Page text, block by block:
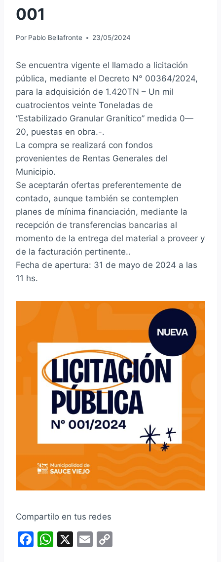
001
Por Pablo Bellafronte 23/05/2024
Se encuentra vigente el llamado a licitación
pública, mediante el Decreto N° 00364/2024,
para la adquisición de 1.420TN – Un mil
cuatrocientos veinte Toneladas de
“Estabilizado Granular Granítico” medida 0—
20, puestas en obra.-.
La compra se realizará con fondos
provenientes de Rentas Generales del
Municipio.
Se aceptarán ofertas preferentemente de
contado, aunque también se contemplen
planes de mínima financiación, mediante la
recepción de transferencias bancarias al
momento de la entrega del material a proveer y
de la facturación pertinente..
Fecha de apertura: 31 de mayo de 2024 a las
11 hs.
Compartilo en tus redes
F
W X
E